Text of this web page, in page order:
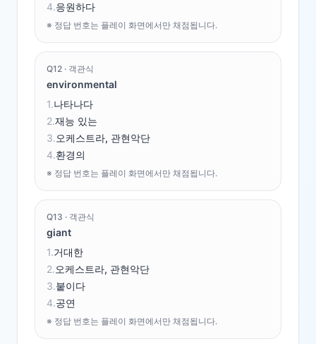
4.응원하다
※ 정답 번호는 플레이 화면에서만 채점됩니다.
Q12 · 객관식
environmental
1.나타나다
2.재능 있는
3.오케스트라, 관현악단
4.환경의
※ 정답 번호는 플레이 화면에서만 채점됩니다.
Q13 · 객관식
giant
1.거대한
2.오케스트라, 관현악단
3.붙이다
4.공연
※ 정답 번호는 플레이 화면에서만 채점됩니다.